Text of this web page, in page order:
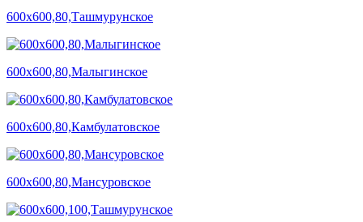
600х600,80,Ташмурунское
600х600,80,Малыгинское
600х600,80,Камбулатовское
600х600,80,Мансуровское